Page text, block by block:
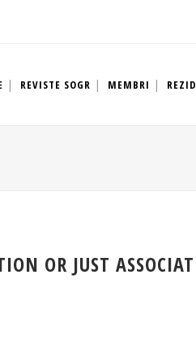
REVISTE SOGR MEMBRI
OR JUST